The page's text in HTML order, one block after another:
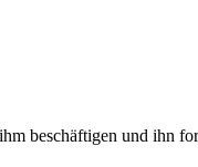
beschäftigen und ihn